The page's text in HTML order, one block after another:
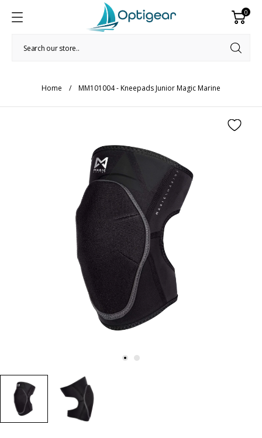
0
Home MM101004 - Kneepads Junior Magic Marine